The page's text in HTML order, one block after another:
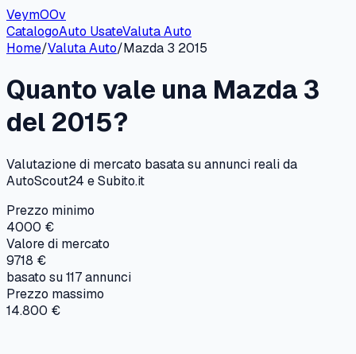
VeymOOv
CatalogoAuto UsateValuta Auto
Home/Valuta Auto/Mazda 3 2015
Quanto vale una Mazda 3
del 2015?
Valutazione di mercato basata su annunci reali da
AutoScout24 e Subito.it
Prezzo minimo
4000 €
Valore di mercato
9718 €
basato su117annunci
Prezzo massimo
14.800 €